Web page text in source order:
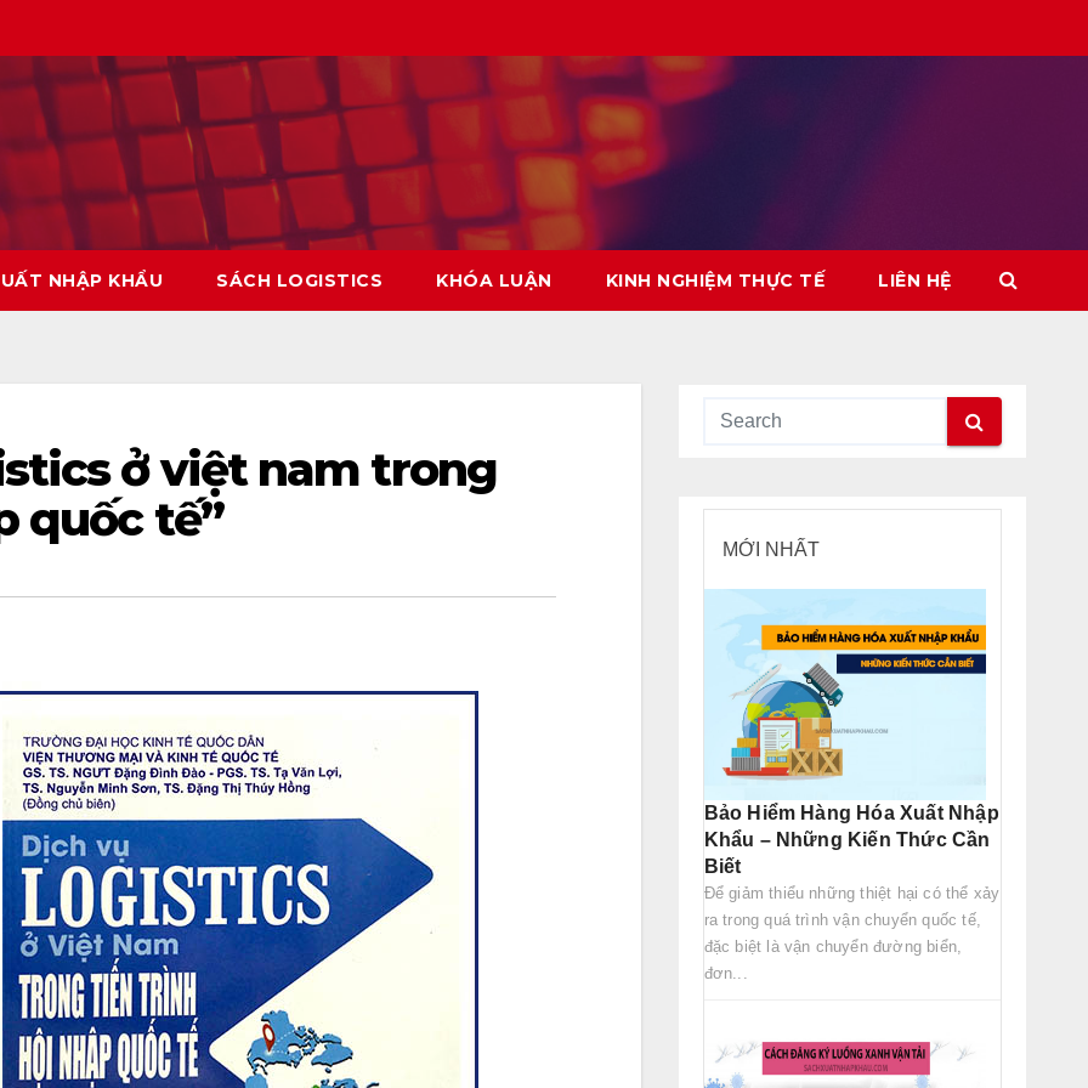
NHẬP KHẨU SÁCH LOGISTICS KHÓA LUẬN KINH NGHIỆM THỰC TẾ LIÊN HỆ
ở việt nam trong
quốc tế”
MỚI NHẤT
Bảo Hiểm Hàng Hóa Xuất Nhập
Khẩu – Những Kiến Thức Cần
Biết
Để giảm thiểu những thiệt hại có thể xảy
ra trong quá trình vận chuyển quốc tế,
đặc biệt là vận chuyển đường biển,
đơn...